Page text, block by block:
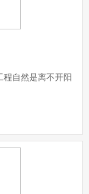
程自然是离不开阳